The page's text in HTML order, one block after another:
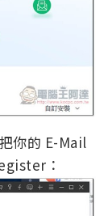
你的 E-Mail
：